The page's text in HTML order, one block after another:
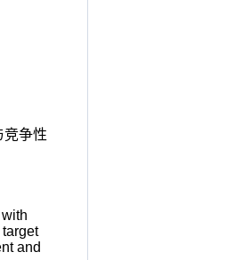
竞争性
and